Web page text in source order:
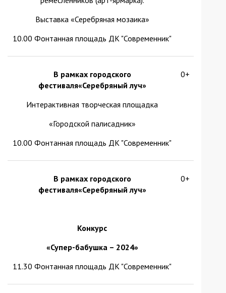
Выставка «Серебряная мозаика»
10.00 Фонтанная площадь ДК "Современник"
В рамках городского
фестиваля«Серебряный луч»
Интерактивная творческая площадка
«Городской палисадник»
10.00 Фонтанная площадь ДК "Современник"
0+
В рамках городского
фестиваля«Серебряный луч»
Конкурс
«Супер-бабушка – 2024»
11.30 Фонтанная площадь ДК "Современник"
0+